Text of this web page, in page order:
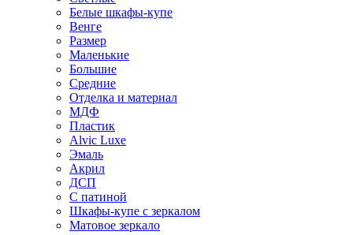
Белые шкафы-купе
Венге
Размер
Маленькие
Большие
Средние
Отделка и материал
МДФ
Пластик
Alvic Luxe
Эмаль
Акрил
ДСП
С патиной
Шкафы-купе с зеркалом
Матовое зеркало